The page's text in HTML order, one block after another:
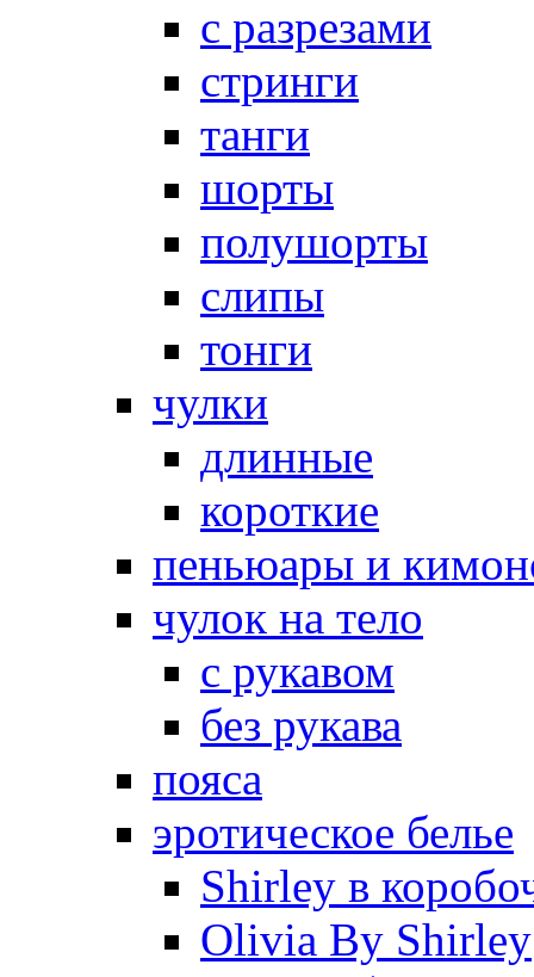
с разрезами
стринги
танги
шорты
полушорты
слипы
тонги
чулки
длинные
короткие
пеньюары и
чулок на тело
с рукавом
без рукава
пояса
эротическое белье
Shirley в
Olivia By Shirley